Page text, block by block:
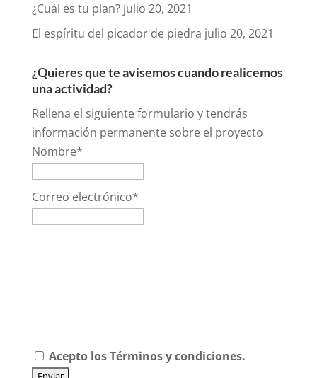
¿Cuál es tu plan? julio 20, 2021
El espíritu del picador de piedra julio 20, 2021
¿Quieres que te avisemos cuando realicemos
una actividad?
Rellena el siguiente formulario y tendrás
información permanente sobre el proyecto
Nombre*
Correo electrónico*
Acepto losTérminos y condiciones.